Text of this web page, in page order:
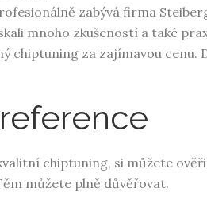
zabývá firma
mnoho zkušeností a také
chiptuning za zajímavou cenu.
chiptuning, si můžete
můžete plně důvěřovat.